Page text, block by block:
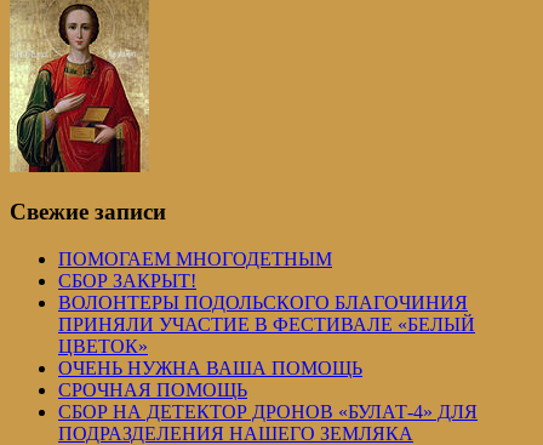
Свежие записи
ПОМОГАЕМ МНОГОДЕТНЫМ
СБОР ЗАКРЫТ!
ВОЛОНТЕРЫ ПОДОЛЬСКОГО БЛАГОЧИНИЯ
ПРИНЯЛИ УЧАСТИЕ В ФЕСТИВАЛЕ «БЕЛЫЙ
ЦВЕТОК»
ОЧЕНЬ НУЖНА ВАША ПОМОЩЬ
СРОЧНАЯ ПОМОЩЬ
СБОР НА ДЕТЕКТОР ДРОНОВ «БУЛАТ-4» ДЛЯ
ПОДРАЗДЕЛЕНИЯ НАШЕГО ЗЕМЛЯКА